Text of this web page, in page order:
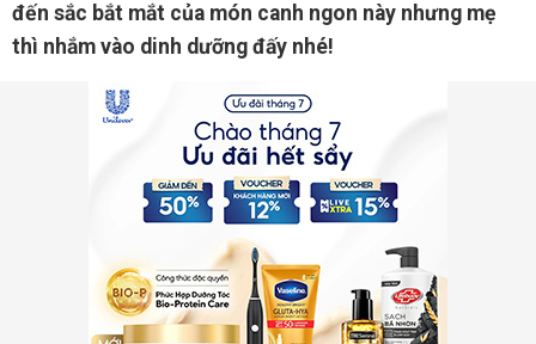
đến sắc bắt mắt của món canh ngon này nhưng mẹ
thì nhắm vào dinh dưỡng đấy nhé!